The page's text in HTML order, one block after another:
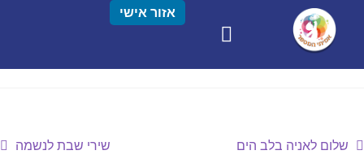
אזור אישי
שלום לאניה בלב הים שירי שבת לנשמה